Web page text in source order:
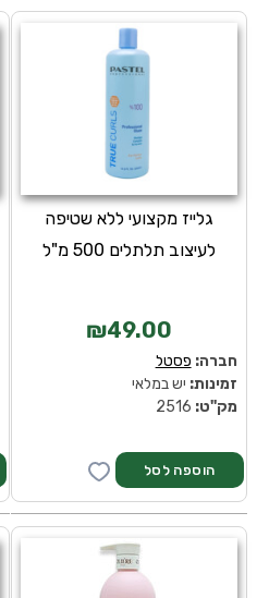
גלייז מקצועי ללא שטיפה
לעיצוב תלתלים 500 מ"ל
₪49.00
חברה: פסטל
זמינות: יש במלאי
מק''ט: